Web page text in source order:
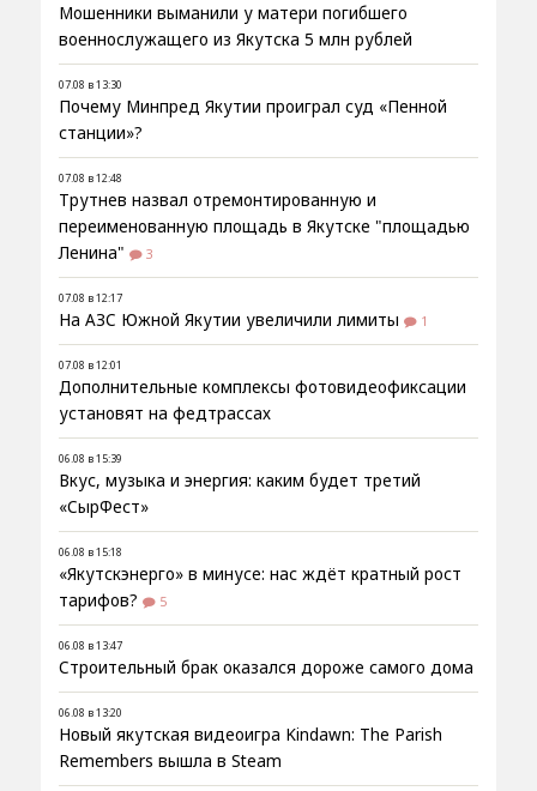
Мошенники выманили у матери погибшего
военнослужащего из Якутска 5 млн рублей
07.08 в 13:30
Почему Минпред Якутии проиграл суд «Пенной
станции»?
07.08 в 12:48
Трутнев назвал отремонтированную и
переименованную площадь в Якутске "площадью
Ленина"
3
07.08 в 12:17
На АЗС Южной Якутии увеличили лимиты 1
07.08 в 12:01
Дополнительные комплексы фотовидеофиксации
установят на федтрассах
06.08 в 15:39
Вкус, музыка и энергия: каким будет третий
«СырФест»
06.08 в 15:18
«Якутскэнерго» в минусе: нас ждёт кратный рост
тарифов?
5
06.08 в 13:47
Строительный брак оказался дороже самого дома
06.08 в 13:20
Новый якутская видеоигра Kindawn: The Parish
Remembers вышла в Steam